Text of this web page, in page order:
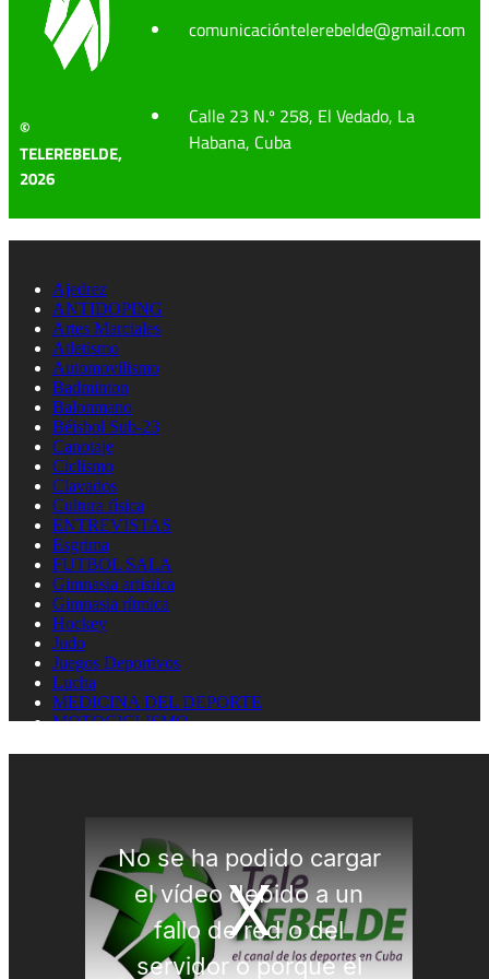
©
TELEREBELDE,
2026
comunicacióntelerebelde@gmail.com
Calle 23 N.º 258, El Vedado, La
Habana, Cuba
Ajedrez
ANTIDOPING
Artes Marciales
Atletismo
Automovilismo
Badminton
Balonmano
Béisbol Sub-23
Canotaje
Ciclismo
Clavados
Cultura física
ENTREVISTAS
Esgrima
FUTBOL SALA
Gimnasia artistica
Gimnasia rítmica
Hockey
Judo
Juegos Deportivos
Lucha
MEDICINA DEL DEPORTE
MOTOCICLISMO
Pelota Vasca
Pentatlón
Pesas
Pesca Deportiva
Polo Acuático
PREMIOS LAUREUS